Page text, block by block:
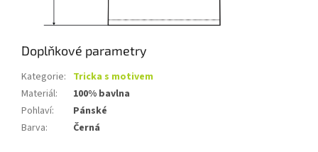
Doplňkové parametry
Kategorie: Tricka s motivem
Materiál:
100% bavlna
Pohlaví:
Pánské
Barva: Černá